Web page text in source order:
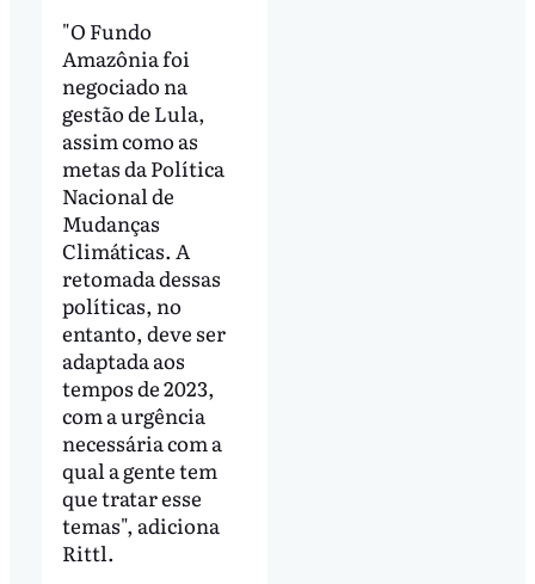
"O Fundo
Amazônia foi
negociado na
gestão de Lula,
assim como as
metas da Política
Nacional de
Mudanças
Climáticas. A
retomada dessas
políticas, no
entanto, deve ser
adaptada aos
tempos de 2023,
com a urgência
necessária com a
qual a gente tem
que tratar esse
temas", adiciona
Rittl.